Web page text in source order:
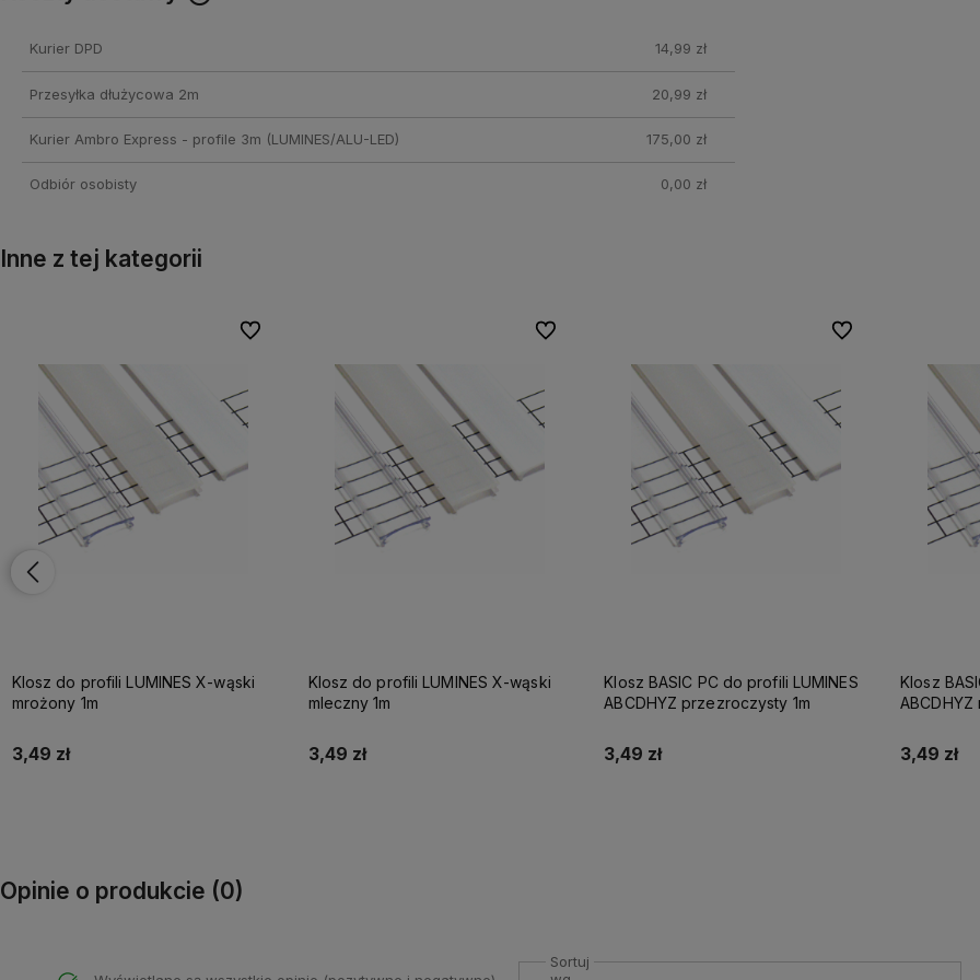
Kurier DPD 14,99 zł
Przesyłka dłużycowa 2m 20,99 zł
Kurier Ambro Express - profile 3m (LUMINES/ALU-LED) 175,00 zł
Odbiór osobisty 0,00 zł
Inne z tej kategorii
Klosz do profili LUMINES X-wąski
mrożony 1m
3,49 zł
Do ulubionych
Do ulubionych
Klosz do profili LUMINES X-wąski
mleczny 1m
3,49 zł
Do ulubionych
Do ulubionych
Klosz BASIC PC do profili LUMINES
ABCDHYZ przezroczysty 1m
3,49 zł
Do ulubionych
Do ulubionych
Klosz BASIC PC do profili LUMINES
ABCDHYZ
3,49 zł
Opinie o produkcie (0)
Sortuj